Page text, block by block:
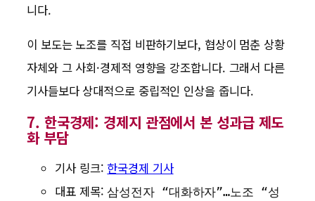
니다.
이 보도는 노조를 직접 비판하기보다, 협상이 멈춘 상황
자체와 그 사회·경제적 영향을 강조합니다. 그래서 다른
기사들보다 상대적으로 중립적인 인상을 줍니다.
7. 한국경제: 경제지 관점에서 본 성과급 제도
화 부담
기사 링크: 한국경제 기사
대표 제목: 삼성전자 “대화하자”…노조 “성